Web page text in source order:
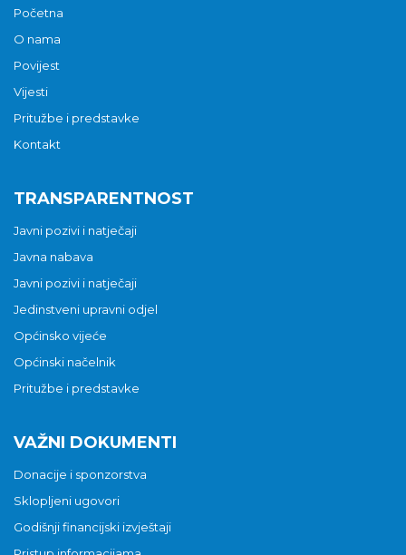
Početna
O nama
Povijest
Vijesti
Pritužbe i predstavke
Kontakt
TRANSPARENTNOST
Javni pozivi i natječaji
Javna nabava
Javni pozivi i natječaji
Jedinstveni upravni odjel
Općinsko vijeće
Općinski načelnik
Pritužbe i predstavke
VAŽNI DOKUMENTI
Donacije i sponzorstva
Sklopljeni ugovori
Godišnji financijski izvještaji